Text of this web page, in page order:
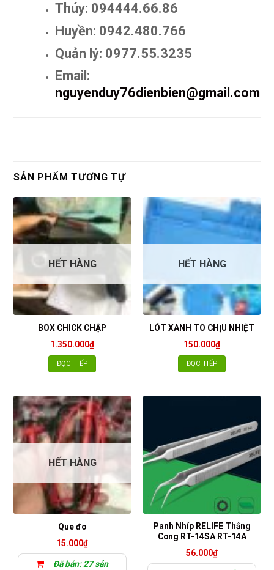
Thúy: 094444.66.86
Huyền: 0942.480.766
Quản lý: 0977.55.3235
Email:
nguyenduy76dienbien@gmail.com
SẢN PHẨM TƯƠNG TỰ
HẾT HÀNG
BOX CHICK CHẬP
1.350.000₫
ĐỌC TIẾP
HẾT HÀNG
LÓT XANH TO CHỊU NHIỆT
150.000₫
ĐỌC TIẾP
HẾT HÀNG
Que đo
15.000₫
Đã bán: 27 sản
Panh Nhíp RELIFE Thẳng
Cong RT-14SA RT-14A
56.000₫